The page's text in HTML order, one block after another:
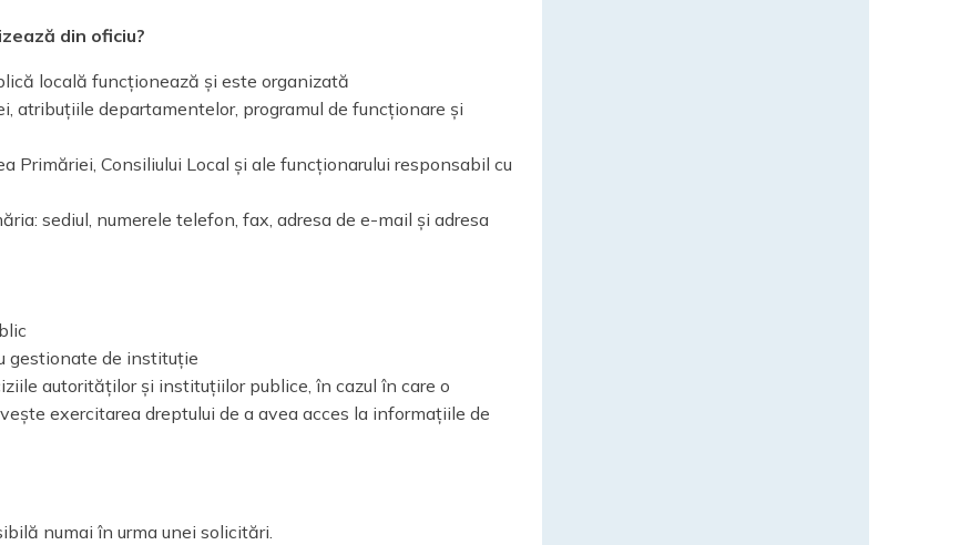
din oficiu?
locală funcționează și este organizată
atribuțiile departamentelor, programul de funcționare și
Primăriei, Consiliului Local și ale funcționarului responsabil cu
sediul, numerele telefon, fax, adresa de e-mail și adresa
gestionate de instituție
autorităților și instituțiilor publice, în cazul în care o
exercitarea dreptului de a avea acces la informațiile de
numai în urma unei solicitări.